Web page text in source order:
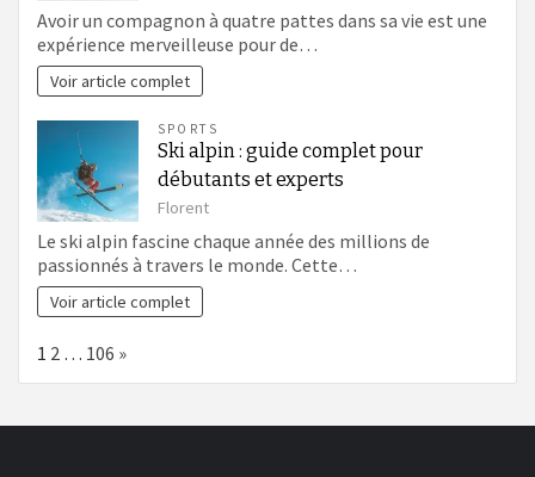
Avoir un compagnon à quatre pattes dans sa vie est une
expérience merveilleuse pour de…
Voir article complet
SPORTS
Ski alpin : guide complet pour
débutants et experts
Florent
Le ski alpin fascine chaque année des millions de
passionnés à travers le monde. Cette…
Voir article complet
Page:
1 2 … 106 Next
»